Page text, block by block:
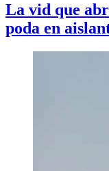
La vid que
poda en